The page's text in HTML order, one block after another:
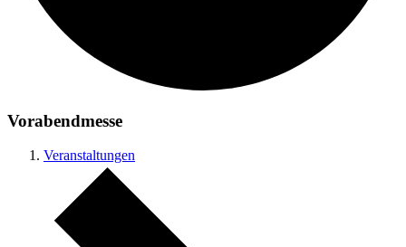
Vorabendmesse
Veranstaltungen